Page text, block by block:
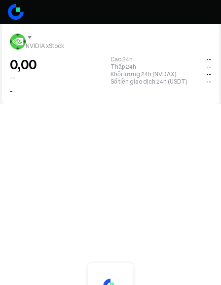
NVIDIA xStock
0,00
--
-
Cao 24h
--
Thấp 24h
--
Khối lượng 24h (NVDAX)
--
Số tiền giao dịch 24h (USDT)
--